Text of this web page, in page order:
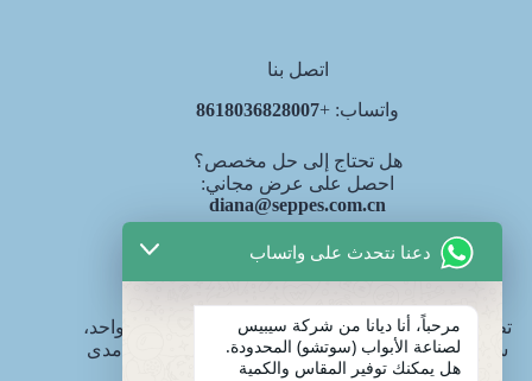
اتصل بنا
واتساب: +8618036828007
هل تحتاج إلى حل مخصص؟
احصل على عرض مجاني:
diana@seppes.com.cn
خدمات SEPPES
تطبق SEPPES معيار الخدمة الصناعية الجديد "باب واحد،
ساحة واحدة، خدمة مدى الحياة" ونظام المسؤولية مدى
الحياة للمنتج.
دعنا نتحدث على واتساب
مرحباً، أنا ديانا من شركة سيبيس
لصناعة الأبواب (سوتشو) المحدودة.
هل يمكنك توفير المقاس والكمية